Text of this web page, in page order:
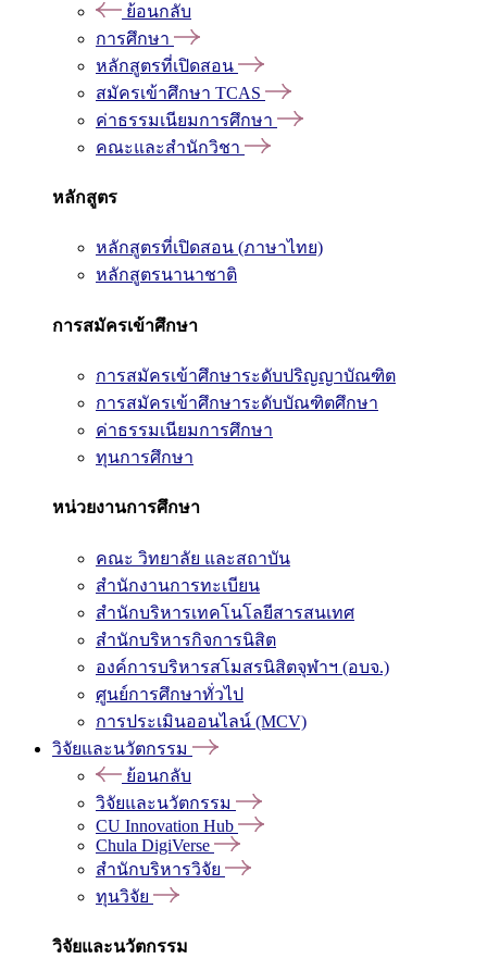
ย้อนกลับ
การศึกษา
หลักสูตรที่เปิดสอน
สมัครเข้าศึกษา TCAS
ค่าธรรมเนียมการศึกษา
คณะและสำนักวิชา
หลักสูตร
หลักสูตรที่เปิดสอน (ภาษาไทย)
หลักสูตรนานาชาติ
การสมัครเข้าศึกษา
การสมัครเข้าศึกษาระดับปริญญาบัณฑิต
การสมัครเข้าศึกษาระดับบัณฑิตศึกษา
ค่าธรรมเนียมการศึกษา
ทุนการศึกษา
หน่วยงานการศึกษา
คณะ วิทยาลัย และสถาบัน
สำนักงานการทะเบียน
สำนักบริหารเทคโนโลยีสารสนเทศ
สำนักบริหารกิจการนิสิต
องค์การบริหารสโมสรนิสิตจุฬาฯ (อบจ.)
ศูนย์การศึกษาทั่วไป
การประเมินออนไลน์ (MCV)
วิจัยและนวัตกรรม
ย้อนกลับ
วิจัยและนวัตกรรม
CU Innovation Hub
Chula DigiVerse
สำนักบริหารวิจัย
ทุนวิจัย
วิจัยและนวัตกรรม